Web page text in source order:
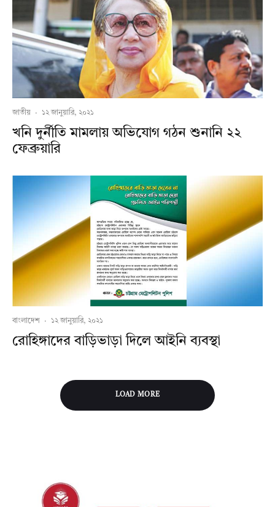
জাতীয় · ১২ জানুয়ারি, ২০২১
খনি দুর্নীতি মামলায় অভিযোগ গঠন শুনানি ২২
ফেব্রুয়ারি
বাংলাদেশ · ১২ জানুয়ারি, ২০২১
রোহিঙ্গাদের বাড়িভাড়া দিলে আইনি ব্যবস্থা
LOAD MORE